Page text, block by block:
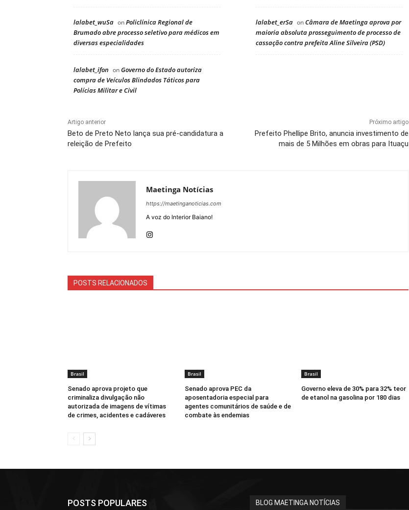
lalabet_wuSa onPoliclínica Regional de
Brumado abre processo seletivo para médicos em
diversas especialidades
lalabet_erSa onCâmara de Maetinga aprova por
maioria absoluta prosseguimento de processo de
cassação contra prefeita Aline Silveira (PSD)
lalabet_ifon onGoverno do Estado autoriza
compra de Veículos Blindados Táticos para
Polícias Militar e Civil
Artigo anterior
Beto de Preto Neto lança sua pré-candidatura a
releição de Prefeito
Próximo artigo
Prefeito Phellipe Brito, anuncia investimento de
mais de 5 Milhões em obras para Ituaçu
Maetinga Notícias
https://maetinganoticias.com
A voz do Interior Baiano!
POSTS RELACIONADOS
Brasil
Senado aprova projeto que
criminaliza divulgação não
autorizada de imagens de vítimas
de crimes, acidentes e cadáveres
Brasil
Senado aprova PEC da
aposentadoria especial para
agentes comunitários de saúde e de
combate às endemias
Brasil
Governo eleva de 30% para 32% teor
de etanol na gasolina por 180 dias
POSTS POPULARES BLOG MAETINGA NOTÍCIAS